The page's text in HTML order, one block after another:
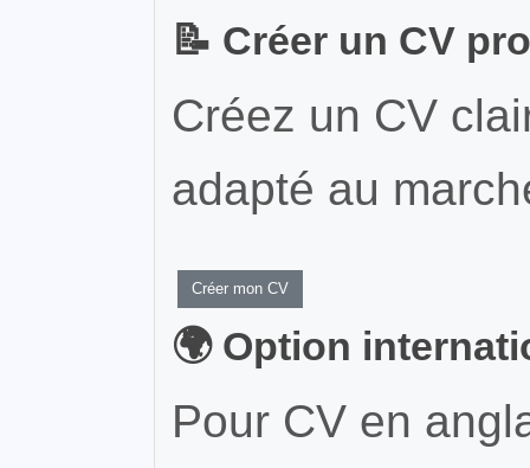
📝 Créer un CV
Créez un CV
adapté au
Créer mon CV
🌍 Option
Pour CV en